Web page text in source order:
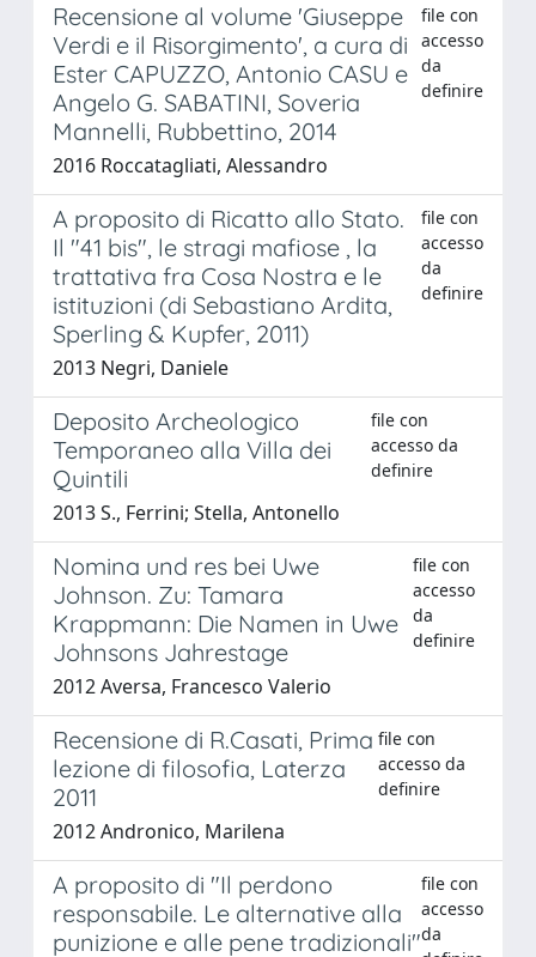
Recensione al volume 'Giuseppe
Verdi e il Risorgimento', a cura di
Ester CAPUZZO, Antonio CASU e
Angelo G. SABATINI, Soveria
Mannelli, Rubbettino, 2014
file con
accesso
da
definire
2016 Roccatagliati, Alessandro
A proposito di Ricatto allo Stato.
Il "41 bis", le stragi mafiose , la
trattativa fra Cosa Nostra e le
istituzioni (di Sebastiano Ardita,
Sperling & Kupfer, 2011)
file con
accesso
da
definire
2013 Negri, Daniele
Deposito Archeologico
Temporaneo alla Villa dei
Quintili
file con
accesso da
definire
2013 S., Ferrini; Stella, Antonello
Nomina und res bei Uwe
Johnson. Zu: Tamara
Krappmann: Die Namen in Uwe
Johnsons Jahrestage
file con
accesso
da
definire
2012 Aversa, Francesco Valerio
Recensione di R.Casati, Prima
lezione di filosofia, Laterza
2011
file con
accesso da
definire
2012 Andronico, Marilena
A proposito di "Il perdono
responsabile. Le alternative alla
punizione e alle pene tradizionali"
file con
accesso
da